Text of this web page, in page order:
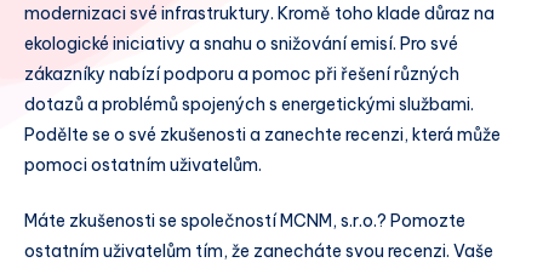
modernizaci své infrastruktury. Kromě toho klade důraz na
ekologické iniciativy a snahu o snižování emisí. Pro své
zákazníky nabízí podporu a pomoc při řešení různých
dotazů a problémů spojených s energetickými službami.
Podělte se o své zkušenosti a zanechte recenzi, která může
pomoci ostatním uživatelům.
Máte zkušenosti se společností MCNM, s.r.o.? Pomozte
ostatním uživatelům tím, že zanecháte svou recenzi. Vaše